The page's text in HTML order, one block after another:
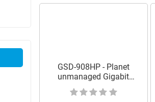
GSD-908HP - Planet
unmanaged Gigabit
Desktop Switch